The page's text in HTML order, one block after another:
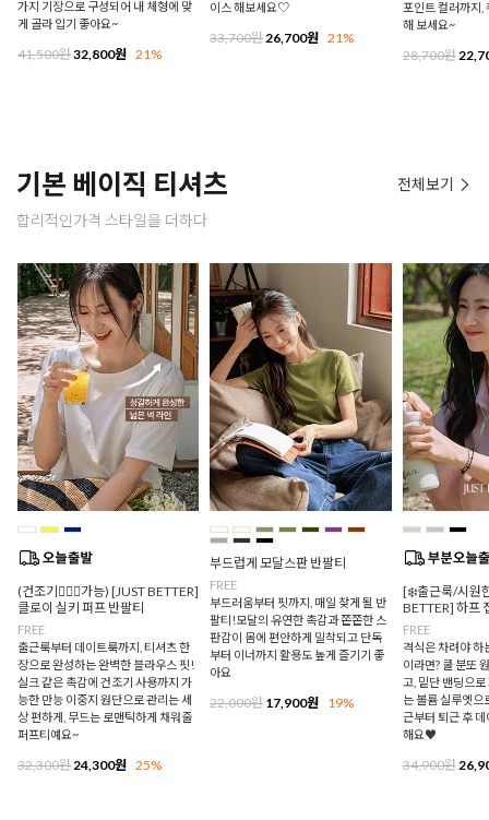
가지 기장으로 구성되어 내 체형에 맞
게 골라 입기 좋아요~
41,500원32,800원 21%
이스 해보세요♡
33,700원26,700원 21%
포인트 컬러까지,
해 보세요~
28,700원
기본 베이직 티셔츠
합리적인가격 스타일을 더하다
전체보기
(건조기🙆🏻‍♀️가능) [JUST BETTER]
클로이 실키 퍼프 반팔티
FREE
출근룩부터 데이트룩까지, 티셔츠 한
장으로 완성하는 완벽한 블라우스 핏!
실크 같은 촉감에 건조기 사용까지 가
능한 만능 이중지 원단으로 관리는 세
상 편하게, 무드는 로맨틱하게 채워줄
퍼프티예요~
32,300원24,300원 25%
부드럽게 모달스판 반팔티
FREE
부드러움부터 핏까지, 매일 찾게 될 반
팔티!모달의 유연한 촉감과 쫀쫀한 스
판감이 몸에 편안하게 밀착되고 단독
부터 이너까지 활용도 높게 즐기기 좋
아요
22,000원17,900원 19%
[❄️출근룩/시원
BETTER] 하프
FREE
격식은 차려야 하
이라면? 쿨 분또
고, 밑단 밴딩으
는 볼륨 실루엣으
근부터 퇴근 후
해요♥
34,900원